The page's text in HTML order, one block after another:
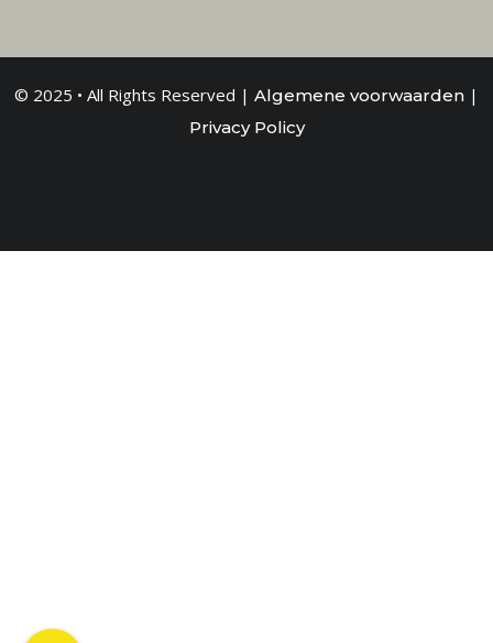
© 2025 • All Rights Reserved | Algemene voorwaarden |
Privacy Policy